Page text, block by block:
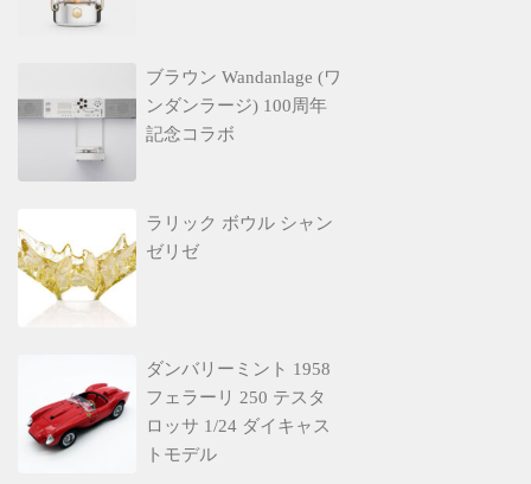
ブラウン Wandanlage (ワ
ンダンラージ) 100周年
記念コラボ
ラリック ボウル シャン
ゼリゼ
ダンバリーミント 1958
フェラーリ 250 テスタ
ロッサ 1/24 ダイキャス
トモデル